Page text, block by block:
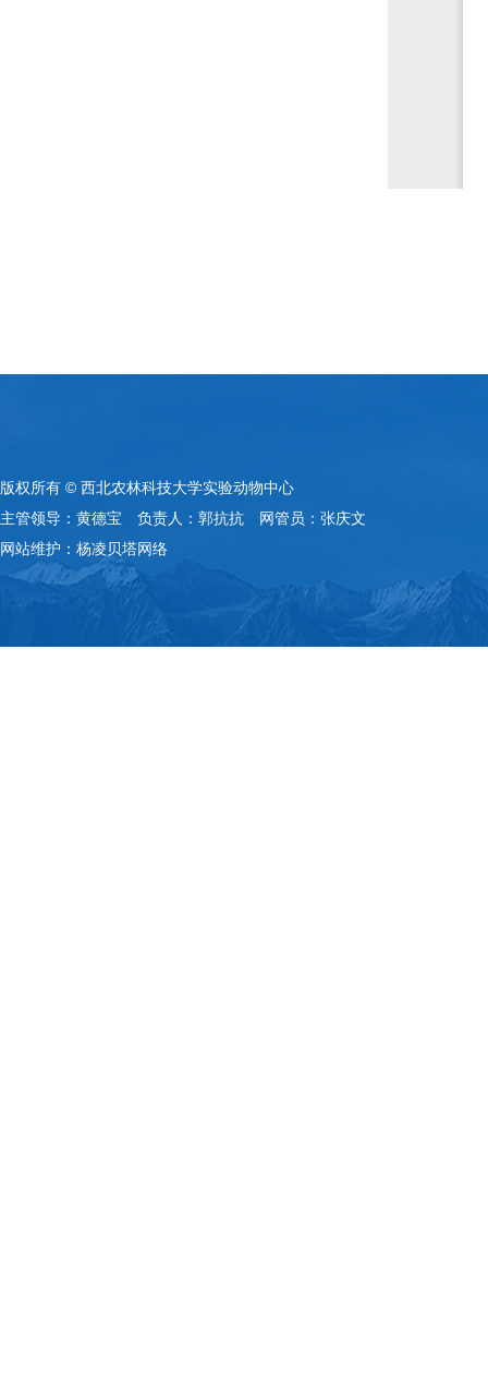
版权所有 © 西北农林科技大学实验动物中心
主管领导：黄德宝 负责人：郭抗抗 网管员：张庆文
网站维护：杨凌贝塔网络